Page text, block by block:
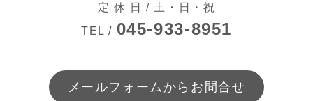
定 休 日 / 土・日・祝
TEL / 045-933-8951
メールフォームからお問合せ